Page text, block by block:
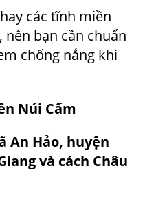
các tĩnh miền
bạn cần chuẩn
chống nắng khi
Núi Cấm
An Hảo, huyện
và cách Châu